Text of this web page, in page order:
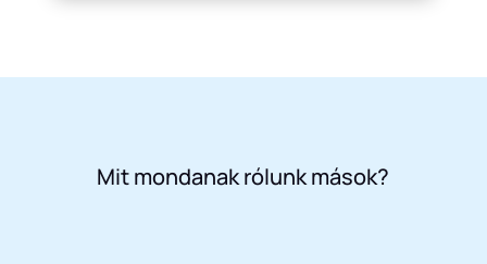
Mit mondanak rólunk mások?